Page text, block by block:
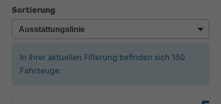
Sortierung
In Ihrer aktuellen Filterung befinden sich 130
Fahrzeuge: